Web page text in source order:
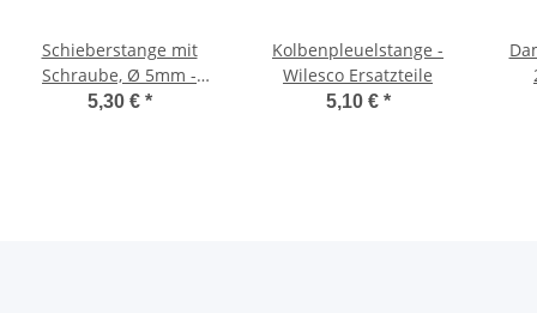
Schieberstange mit
Schraube, Ø 5mm -
Wilesco Ersatzteile
5,30 € *
Kolbenpleuelstange -
Wilesco Ersatzteile
5,10 € *